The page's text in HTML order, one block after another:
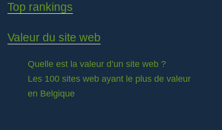
Top rankings
Valeur du site web
Quelle est la valeur d’un site web ?
Les 100 sites web ayant le plus de valeur
en Belgique